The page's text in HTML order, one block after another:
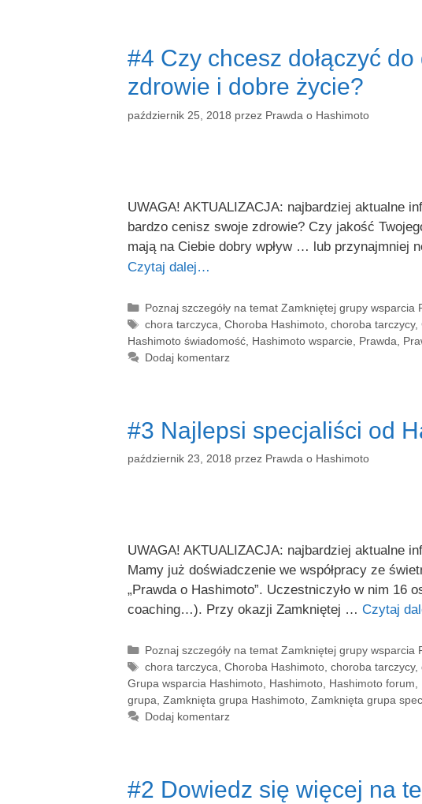
#4 Czy chcesz dołączyć
zdrowie i dobre życie?
październik 25, 2018 przez Prawda o Hashimoto
UWAGA! AKTUALIZACJA: najbardziej aktualne
bardzo cenisz swoje zdrowie? Czy jakość
mają na Ciebie dobry wpływ … lub przynajmniej
Czytaj dalej…
Kategorie
Poznaj szczegóły na temat Zamkniętej grupy wsparcia
Tagi
chora tarczyca Choroba Hashimoto, choroba tarczycy,
Hashimoto świadomość Hashimoto wsparcie Prawda
Dodaj komentarz
#3 Najlepsi specjaliści od
październik 23, 2018 przez Prawda o Hashimoto
UWAGA! AKTUALIZACJA: najbardziej aktualne
Mamy już doświadczenie we współpracy ze
„Prawda o Hashimoto”. Uczestniczyło w nim
coaching…). Przy okazji Zamkniętej … Czytaj
Kategorie
Poznaj szczegóły na temat Zamkniętej grupy wsparcia
Tagi
chora tarczyca, Choroba Hashimoto, choroba tarczycy,
Grupa wsparcia Hashimoto, Hashimoto, Hashimoto forum,
grupa, Zamknięta grupa Hashimoto, Zamknięta grupa
Dodaj komentarz
#2 Dowiedz się więcej na